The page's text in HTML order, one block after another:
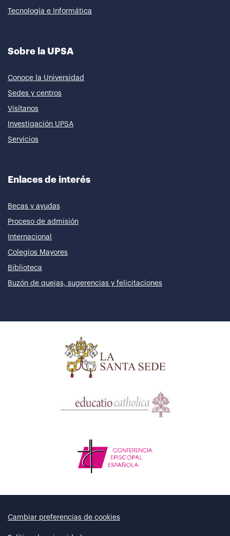
Tecnología e Informática
Sobre la UPSA
Conoce la Universidad
Sedes y centros
Visítanos
Investigación UPSA
Servicios
Enlaces de interés
Becas y ayudas
Proceso de admisión
Internacional
Colegios Mayores
Biblioteca
Buzón de quejas, sugerencias y felicitaciones
Cambiar preferencias de cookies